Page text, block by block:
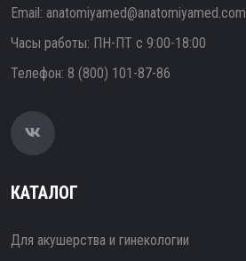
Email: anatomiyamed@anatomiyamed.com
Часы работы: ПН-ПТ с 9:00-18:00
Телефон: 8 (800) 101-87-86
КАТАЛОГ
Для акушерства и гинекологии